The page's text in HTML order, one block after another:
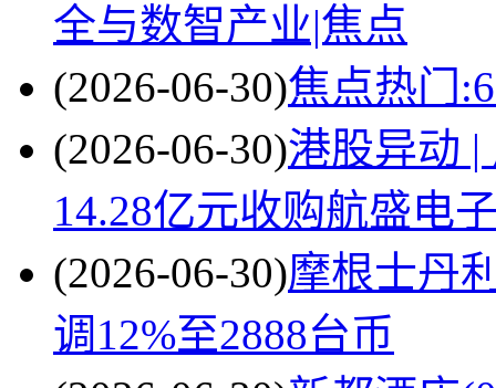
全与数智产业|焦点
(2026-06-30)焦点热门
(2026-06-30)港股异动 |
14.28亿元收购航盛电
(2026-06-30)摩根士丹
调12%至2888台币